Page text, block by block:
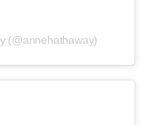
(@annehathaway)